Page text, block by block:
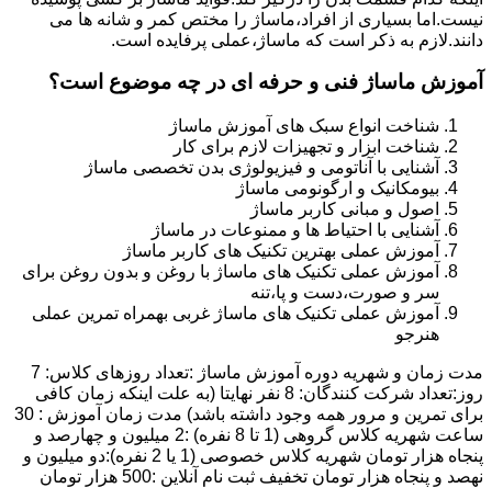
نیست.اما بسیاری از افراد،ماساژ را مختص کمر و شانه ها می
دانند.لازم به ذکر است که ماساژ،عملی پرفایده است.
آموزش ماساژ فنی و حرفه ای در چه موضوع است؟
شناخت انواع سبک های آموزش ماساژ
شناخت ابزار و تجهیزات لازم برای کار
آشنایی با آناتومی و فیزیولوژی بدن تخصصی ماساژ
بیومکانیک و ارگونومی ماساژ
اصول و مبانی کاربر ماساژ
آشنایی با احتیاط ها و ممنوعات در ماساژ
آموزش عملی بهترین تکنیک های کاربر ماساژ
آموزش عملی تکنیک های ماساژ با روغن و بدون روغن برای
سر و صورت،دست و پا،تنه
آموزش عملی تکنیک های ماساژ غربی بهمراه تمرین عملی
هنرجو
مدت زمان و شهریه دوره آموزش ماساژ :تعداد روزهای کلاس: 7
روز:تعداد شرکت کنندگان: 8 نفر نهایتا (به علت اینکه زمان کافی
برای تمرین و مرور همه وجود داشته باشد) مدت زمان آموزش : 30
ساعت شهریه کلاس گروهی (1 تا 8 نفره) :2 میلیون و چهارصد و
پنجاه هزار تومان شهریه کلاس خصوصی (1 یا 2 نفره):دو میلیون و
نهصد و پنجاه هزار تومان تخفیف ثبت نام آنلاین :500 هزار تومان